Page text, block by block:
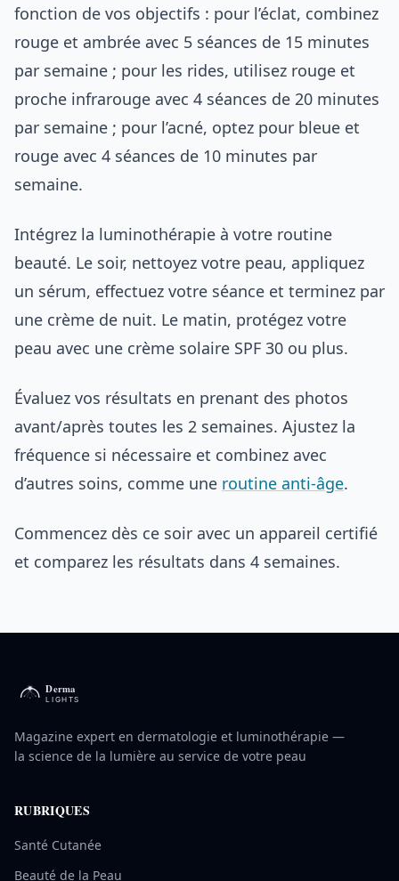
fonction de vos objectifs : pour l’éclat, combinez
rouge et ambrée avec 5 séances de 15 minutes
par semaine ; pour les rides, utilisez rouge et
proche infrarouge avec 4 séances de 20 minutes
par semaine ; pour l’acné, optez pour bleue et
rouge avec 4 séances de 10 minutes par
semaine.
Intégrez la luminothérapie à votre routine
beauté. Le soir, nettoyez votre peau, appliquez
un sérum, effectuez votre séance et terminez par
une crème de nuit. Le matin, protégez votre
peau avec une crème solaire SPF 30 ou plus.
Évaluez vos résultats en prenant des photos
avant/après toutes les 2 semaines. Ajustez la
fréquence si nécessaire et combinez avec
d’autres soins, comme une routine anti-âge.
Commencez dès ce soir avec un appareil certifié
et comparez les résultats dans 4 semaines.
Magazine expert en dermatologie et luminothérapie —
la science de la lumière au service de votre peau
RUBRIQUES
Santé Cutanée
Beauté de la Peau